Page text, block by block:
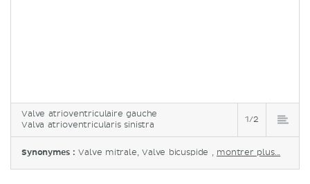
Valve atrioventriculaire gauche
Valva atrioventricularis sinistra
1/2
Synonymes :Valve mitrale, Valve bicuspide , montrer plus...